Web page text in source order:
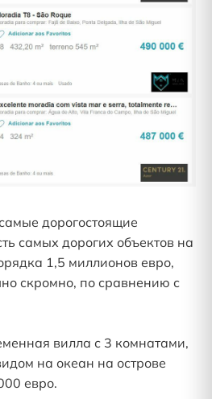
дорогостоящие
самых дорогих объектов на
1,5 миллионов евро,
скромно, по сравнению с
вилла с 3 комнатами,
на океан на острове
евро.